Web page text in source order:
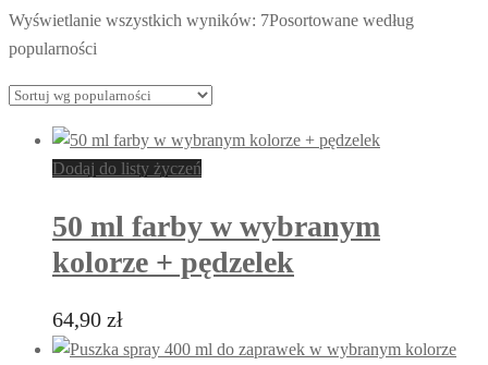
Wyświetlanie wszystkich wyników: 7Posortowane według
popularności
Dodaj do listy życzeń
50 ml farby w wybranym
kolorze + pędzelek
64,90 zł